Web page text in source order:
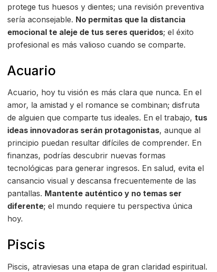
protege tus huesos y dientes; una revisión preventiva
sería aconsejable. No permitas que la distancia
emocional te aleje de tus seres queridos; el éxito
profesional es más valioso cuando se comparte.
Acuario
Acuario, hoy tu visión es más clara que nunca. En el
amor, la amistad y el romance se combinan; disfruta
de alguien que comparte tus ideales. En el trabajo, tus
ideas innovadoras serán protagonistas, aunque al
principio puedan resultar difíciles de comprender. En
finanzas, podrías descubrir nuevas formas
tecnológicas para generar ingresos. En salud, evita el
cansancio visual y descansa frecuentemente de las
pantallas. Mantente auténtico y no temas ser
diferente; el mundo requiere tu perspectiva única
hoy.
Piscis
Piscis, atraviesas una etapa de gran claridad espiritual.